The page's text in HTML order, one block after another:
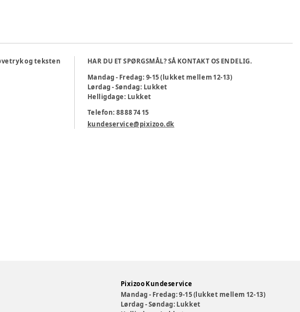
og teksten
HAR DU ET SPØRGSMÅL? SÅ KONTAKT OS ENDELIG.
Mandag - Fredag: 9-15 (lukket mellem 12-13)
Lørdag - Søndag: Lukket
Helligdage: Lukket
Telefon: 88 88 74 15
kundeservice@pixizoo.dk
Pixizoo Kundeservice
Mandag - Fredag: 9-15 (lukket mellem 12-13)
Lørdag - Søndag: Lukket